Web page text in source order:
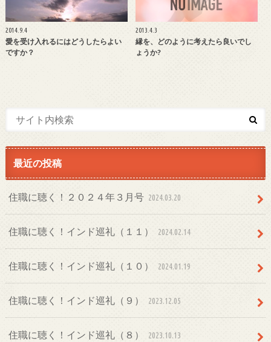
2014.9.4
愛を受け入れるにはどうしたらよい
ですか？
2013.4.3
縁を、どのように考えたら良いでし
ょうか?
最近の投稿
住職に聴く！２０２４年３月号 2024.03.20
住職に聴く！インド巡礼（１１） 2024.02.14
住職に聴く！インド巡礼（１０） 2024.01.19
住職に聴く！インド巡礼（９） 2023.12.05
住職に聴く！インド巡礼（８） 2023.10.13